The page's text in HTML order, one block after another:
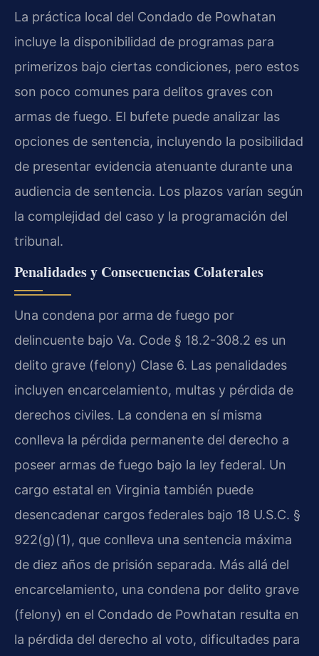
La práctica local del Condado de Powhatan
incluye la disponibilidad de programas para
primerizos bajo ciertas condiciones, pero estos
son poco comunes para delitos graves con
armas de fuego. El bufete puede analizar las
opciones de sentencia, incluyendo la posibilidad
de presentar evidencia atenuante durante una
audiencia de sentencia. Los plazos varían según
la complejidad del caso y la programación del
tribunal.
Penalidades y Consecuencias Colaterales
Una condena por arma de fuego por
delincuente bajo Va. Code § 18.2-308.2 es un
delito grave (felony) Clase 6. Las penalidades
incluyen encarcelamiento, multas y pérdida de
derechos civiles. La condena en sí misma
conlleva la pérdida permanente del derecho a
poseer armas de fuego bajo la ley federal. Un
cargo estatal en Virginia también puede
desencadenar cargos federales bajo 18 U.S.C. §
922(g)(1), que conlleva una sentencia máxima
de diez años de prisión separada. Más allá del
encarcelamiento, una condena por delito grave
(felony) en el Condado de Powhatan resulta en
la pérdida del derecho al voto, dificultades para